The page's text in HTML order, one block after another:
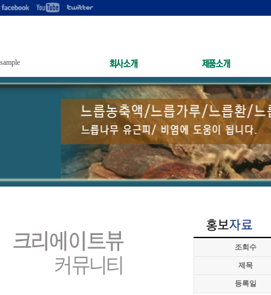
sample
조회수
제목
등록일